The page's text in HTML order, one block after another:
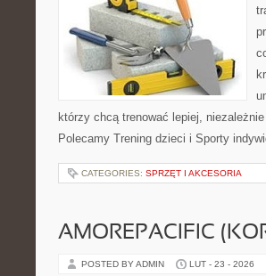
którzy chcą trenować lepiej,
Polecamy Trening dzieci i Sporty
CATEGORIES: SPRZĘT I AKCESORIA
AMOREPACIFIC
POSTED BY ADMIN LUT - 23 - 2026